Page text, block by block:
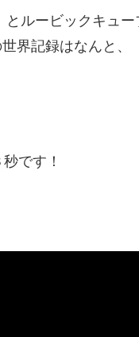
ルービックキュー
界記録はなんと、
です！